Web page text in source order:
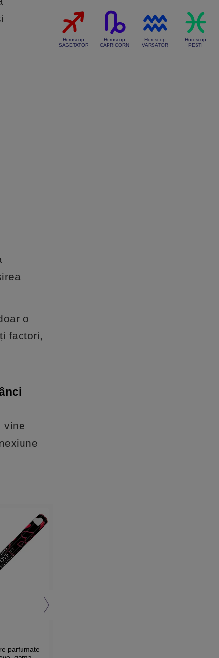
o
factori,
vine
parfumate
Horoscop
SAGETATOR
Horoscop
CAPRICORN
Horoscop
VARSATOR
Horoscop
PESTI